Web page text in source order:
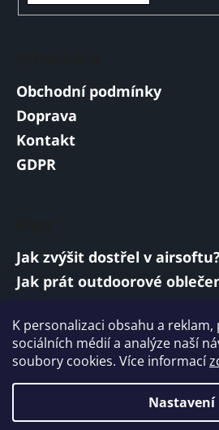
K personalizaci obsahu a
sociálních médií a analýze naší
soubory cookies. Více informací
Nastavení
Obchodní podmínky
Doprava
Kontakt
GDPR
Jak zvýšit dostřel v airsoftu?
Jak prát outdoorové
Vojenská a armádní
splňovat?
ARCHIV